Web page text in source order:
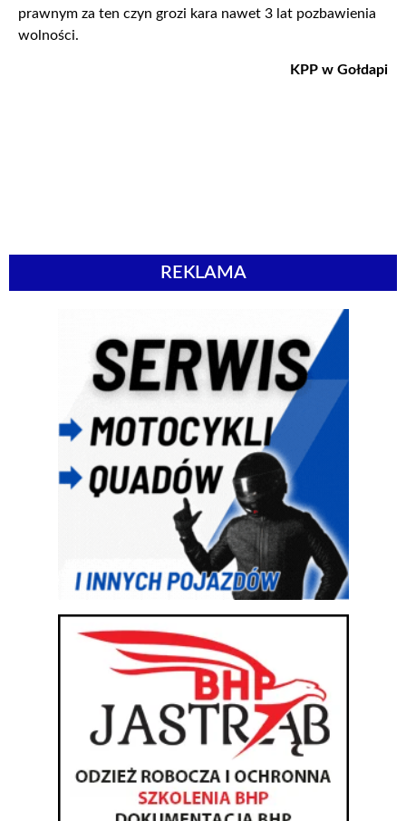
prawnym za ten czyn grozi kara nawet 3 lat pozbawienia
wolności.
KPP w Gołdapi
REKLAMA